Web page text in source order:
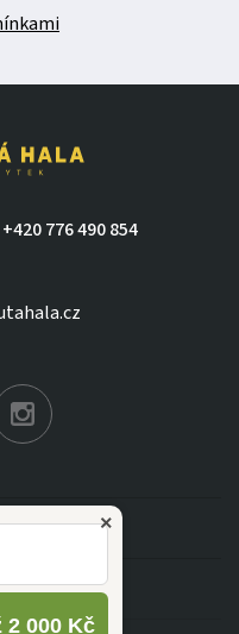
+420 776 490 854
×
2 000 Kč